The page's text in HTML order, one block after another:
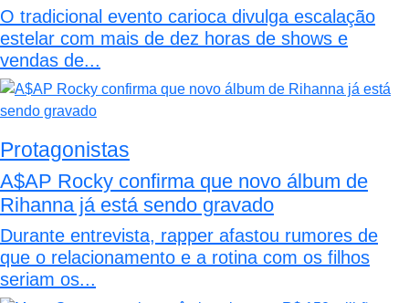
O tradicional evento carioca divulga escalação
estelar com mais de dez horas de shows e
vendas de...
Protagonistas
A$AP Rocky confirma que novo álbum de
Rihanna já está sendo gravado
Durante entrevista, rapper afastou rumores de
que o relacionamento e a rotina com os filhos
seriam os...